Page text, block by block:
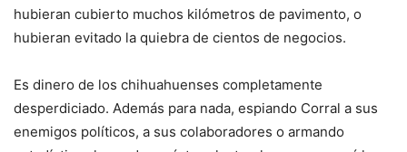
hubieran cubierto muchos kilómetros de pavimento, o
hubieran evitado la quiebra de cientos de negocios.
Es dinero de los chihuahuenses completamente
desperdiciado. Además para nada, espiando Corral a sus
enemigos políticos, a sus colaboradores o armando